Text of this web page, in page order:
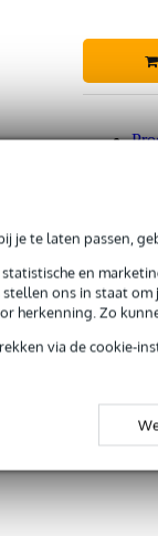
je te laten passen,
en
ons in staat
herkenning. Zo
via de cookie-
prijs-garantie